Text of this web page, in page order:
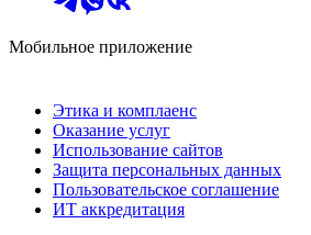
Мобильное приложение
Этика и комплаенс
Оказание услуг
Использование сайтов
Защита персональных данных
Пользовательское соглашение
ИТ аккредитация